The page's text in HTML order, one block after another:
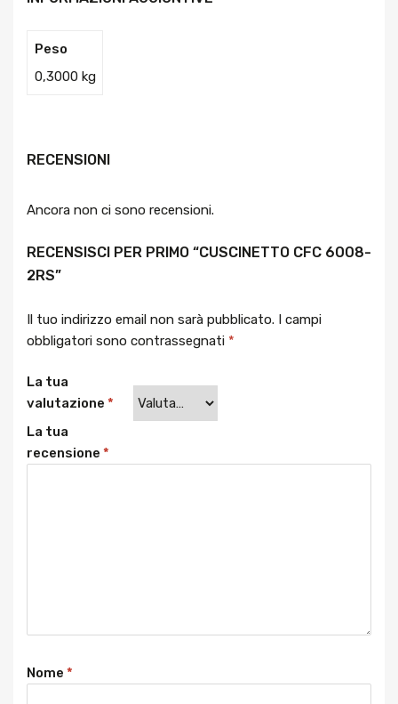
Peso
0,3000 kg
RECENSIONI
Ancora non ci sono recensioni.
RECENSISCI PER PRIMO “CUSCINETTO CFC 6008-
2RS”
Il tuo indirizzo email non sarà pubblicato. I campi
obbligatori sono contrassegnati *
La tua
valutazione *
La tua
recensione *
Nome *